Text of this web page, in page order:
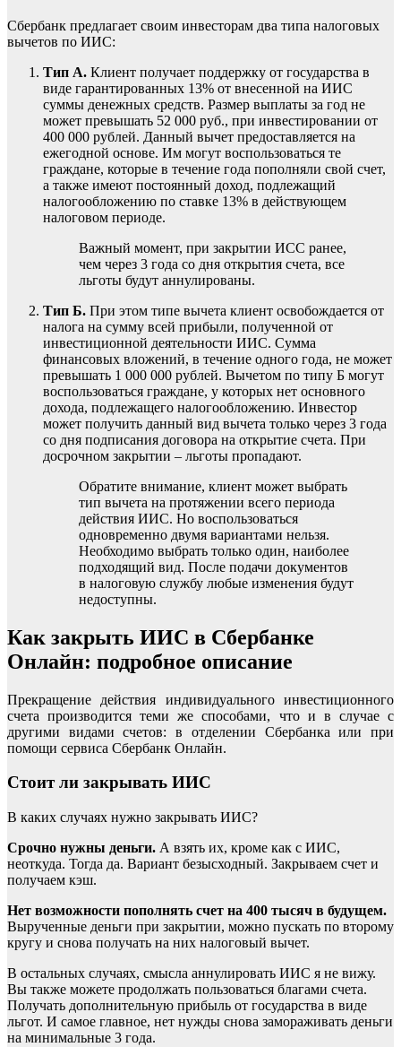
Сбербанк предлагает своим инвесторам два типа налоговых
вычетов по ИИС:
Тип А. Клиент получает поддержку от государства в
виде гарантированных 13% от внесенной на ИИС
суммы денежных средств. Размер выплаты за год не
может превышать 52 000 руб., при инвестировании от
400 000 рублей. Данный вычет предоставляется на
ежегодной основе. Им могут воспользоваться те
граждане, которые в течение года пополняли свой счет,
а также имеют постоянный доход, подлежащий
налогообложению по ставке 13% в действующем
налоговом периоде.
Важный момент, при закрытии ИСС ранее,
чем через 3 года со дня открытия счета, все
льготы будут аннулированы.
Тип Б. При этом типе вычета клиент освобождается от
налога на сумму всей прибыли, полученной от
инвестиционной деятельности ИИС. Сумма
финансовых вложений, в течение одного года, не может
превышать 1 000 000 рублей. Вычетом по типу Б могут
воспользоваться граждане, у которых нет основного
дохода, подлежащего налогообложению. Инвестор
может получить данный вид вычета только через 3 года
со дня подписания договора на открытие счета. При
досрочном закрытии – льготы пропадают.
Обратите внимание, клиент может выбрать
тип вычета на протяжении всего периода
действия ИИС. Но воспользоваться
одновременно двумя вариантами нельзя.
Необходимо выбрать только один, наиболее
подходящий вид. После подачи документов
в налоговую службу любые изменения будут
недоступны.
Как закрыть ИИС в Сбербанке
Онлайн: подробное описание
Прекращение действия индивидуального инвестиционного
счета производится теми же способами, что и в случае с
другими видами счетов: в отделении Сбербанка или при
помощи сервиса Сбербанк Онлайн.
Стоит ли закрывать ИИС
В каких случаях нужно закрывать ИИС?
Срочно нужны деньги. А взять их, кроме как с ИИС,
неоткуда. Тогда да. Вариант безысходный. Закрываем счет и
получаем кэш.
Нет возможности пополнять счет на 400 тысяч в будущем.
Вырученные деньги при закрытии, можно пускать по второму
кругу и снова получать на них налоговый вычет.
В остальных случаях, смысла аннулировать ИИС я не вижу.
Вы также можете продолжать пользоваться благами счета.
Получать дополнительную прибыль от государства в виде
льгот. И самое главное, нет нужды снова замораживать деньги
на минимальные 3 года.